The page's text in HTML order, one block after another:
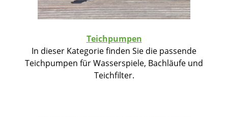
Teichpumpen
In dieser Kategorie finden Sie die passende
Teichpumpen für Wasserspiele, Bachläufe und
Teichfilter.